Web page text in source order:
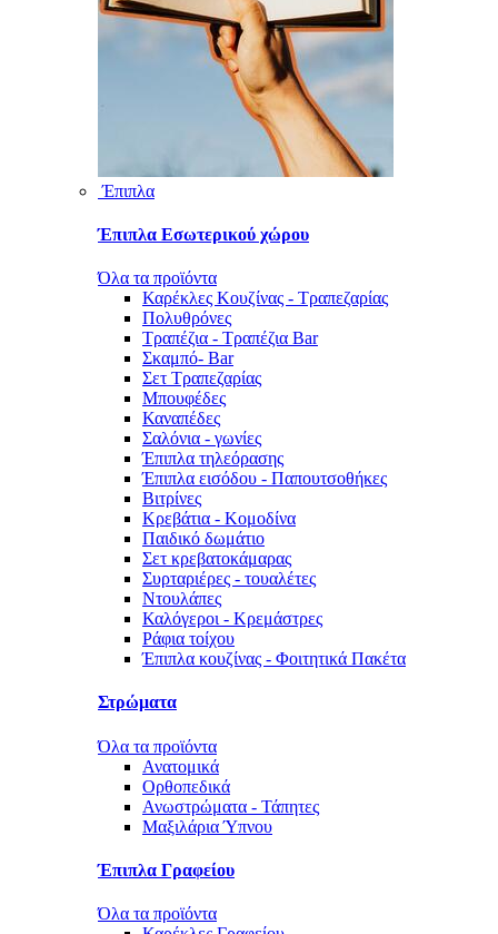
Έπιπλα
Έπιπλα Εσωτερικού χώρου
Όλα τα προϊόντα
Καρέκλες Κουζίνας - Τραπεζαρίας
Πολυθρόνες
Τραπέζια - Τραπέζια Bar
Σκαμπό- Bar
Σετ Τραπεζαρίας
Μπουφέδες
Καναπέδες
Σαλόνια - γωνίες
Έπιπλα τηλεόρασης
Έπιπλα εισόδου - Παπουτσοθήκες
Βιτρίνες
Κρεβάτια - Κομοδίνα
Παιδικό δωμάτιο
Σετ κρεβατοκάμαρας
Συρταριέρες - τουαλέτες
Ντουλάπες
Καλόγεροι - Κρεμάστρες
Ράφια τοίχου
Έπιπλα κουζίνας - Φοιτητικά Πακέτα
Στρώματα
Όλα τα προϊόντα
Ανατομικά
Ορθοπεδικά
Ανωστρώματα - Τάπητες
Μαξιλάρια Ύπνου
Έπιπλα Γραφείου
Όλα τα προϊόντα